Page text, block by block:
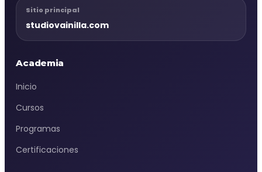
Sitio principal
studiovainilla.com
Academia
Inicio
Cursos
Programas
Certificaciones